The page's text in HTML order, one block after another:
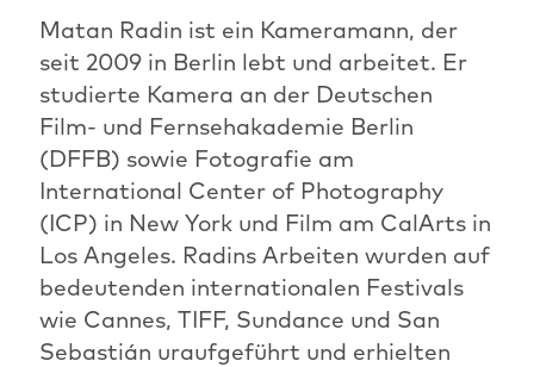
Matan Radin ist ein Kameramann, der
seit 2009 in Berlin lebt und arbeitet. Er
studierte Kamera an der Deutschen
Film- und Fernsehakademie Berlin
(DFFB) sowie Fotografie am
International Center of Photography
(ICP) in New York und Film am CalArts in
Los Angeles. Radins Arbeiten wurden auf
bedeutenden internationalen Festivals
wie Cannes, TIFF, Sundance und San
Sebastián uraufgeführt und erhielten